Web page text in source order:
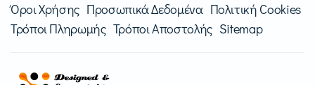
Όροι Χρήσης Προσωπικά Δεδομένα Πολιτική Cookies
Τρόποι Πληρωμής Τρόποι Αποστολής Sitemap